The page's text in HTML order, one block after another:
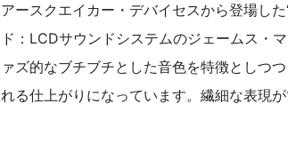
アースクエイカー・デバイセスから登場し
ド：LCDサウンドシステムのジェームス・
ァズ的なブチブチとした音色を特徴としつ
れる仕上がりになっています。繊細な表現